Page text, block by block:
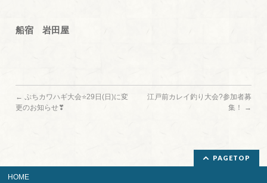
船宿 岩田屋
← ぷちカワハギ大会⭐29日(日)に変
更のお知らせ❣
江戸前カレイ釣り大会?参加者募
集！
→
PAGETOP
HOME